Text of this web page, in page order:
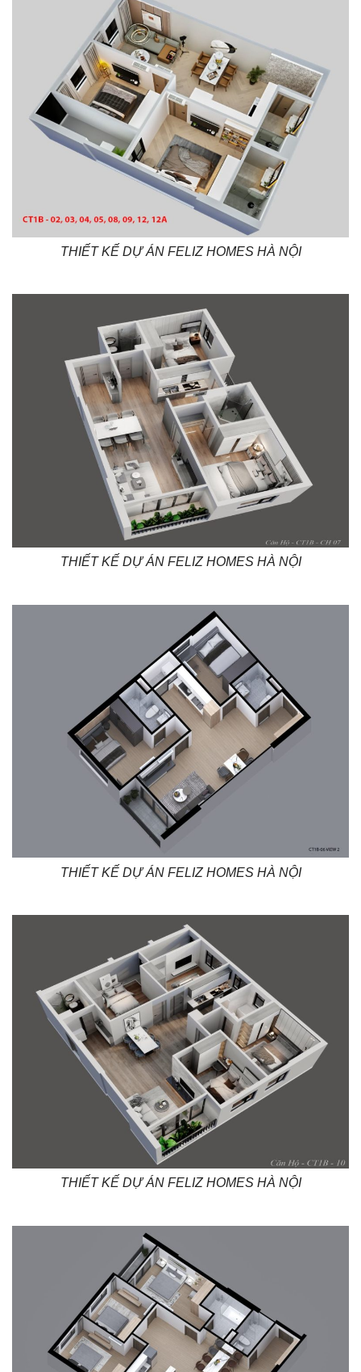
THIẾT KẾ DỰ ÁN FELIZ HOMES HÀ NỘI
THIẾT KẾ DỰ ÁN FELIZ HOMES HÀ NỘI
THIẾT KẾ DỰ ÁN FELIZ HOMES HÀ NỘI
THIẾT KẾ DỰ ÁN FELIZ HOMES HÀ NỘI